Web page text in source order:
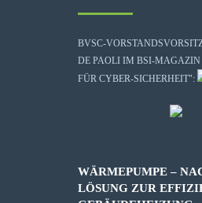
BVSC-
DE PAOLI IM BSI-
FÜR CYBER-SICHERHEIT":
WÄRMEPUMPE –
LÖSUNG ZUR